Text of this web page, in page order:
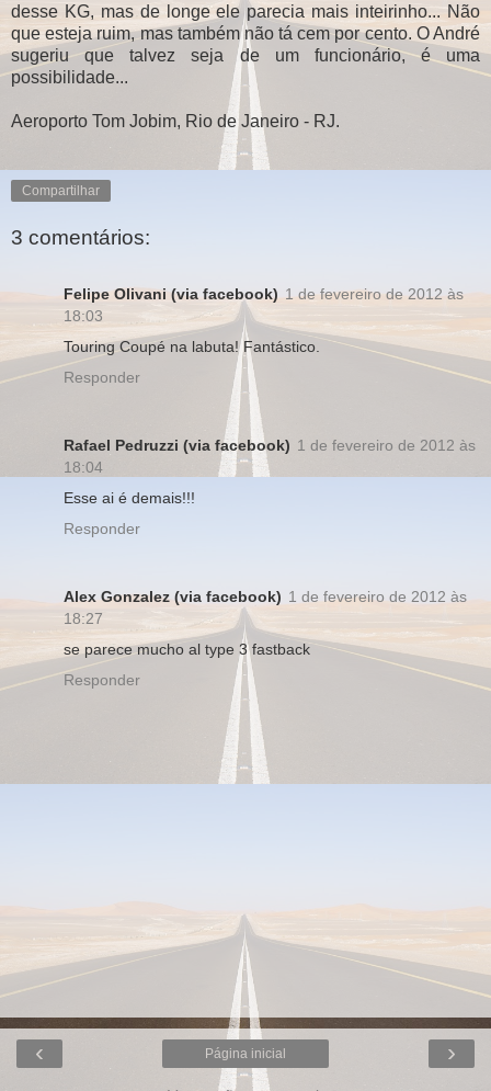
desse KG, mas de longe ele parecia mais inteirinho... Não
que esteja ruim, mas também não tá cem por cento. O André
sugeriu que talvez seja de um funcionário, é uma
possibilidade...
Aeroporto Tom Jobim, Rio de Janeiro - RJ.
Compartilhar
3 comentários:
Felipe Olivani (via facebook) 1 de fevereiro de 2012 às
18:03
Touring Coupé na labuta! Fantástico.
Responder
Rafael Pedruzzi (via facebook) 1 de fevereiro de 2012 às
18:04
Esse ai é demais!!!
Responder
Alex Gonzalez (via facebook) 1 de fevereiro de 2012 às
18:27
se parece mucho al type 3 fastback
Responder
‹ ›
Página inicial